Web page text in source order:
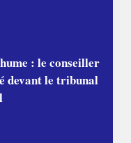
: le conseiller
devant le tribunal